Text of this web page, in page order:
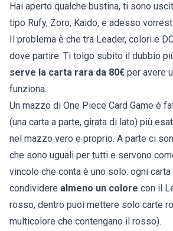
Hai aperto qualche bustina, ti sono
tipo Rufy, Zoro, Kaido, e adesso
Il problema è che tra Leader, colori e
dove partire. Ti tolgo subito il dubbio
serve la carta rara da 80€ per avere
funziona.
Un mazzo di One Piece Card Game è
(una carta a parte, girata di lato) più
nel mazzo vero e proprio. A parte ci
che sono uguali per tutti e servono
vincolo che conta è uno solo: ogni
condividere almeno un colore con il
rosso, dentro puoi mettere solo carte
multicolore che contengano il rosso).